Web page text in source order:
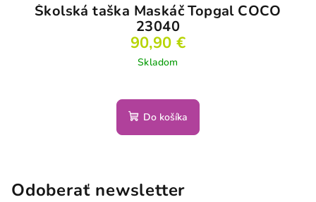
Školská taška Maskáč Topgal COCO
23040
90,90 €
Skladom
Do košíka
Odoberať newsletter